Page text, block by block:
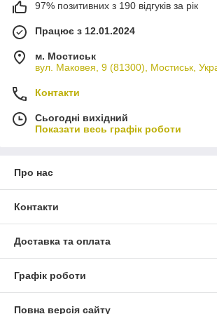
97% позитивних з 190 відгуків за рік
Працює з 12.01.2024
м. Мостиськ
вул. Маковея, 9 (81300), Мостиськ,
Контакти
Сьогодні вихідний
Показати весь графік роботи
Про нас
Контакти
Доставка та оплата
Графік роботи
Повна версія сайту